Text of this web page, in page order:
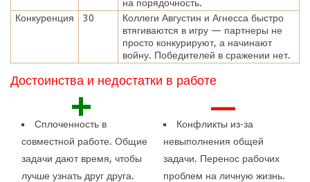
на порядочность.
Конкуренция
30
Коллеги Августин и Агнесса быстро
втягиваются в игру — партнеры не
просто конкурируют, а начинают
войну. Победителей в сражении нет.
Достоинства и недостатки в работе
+
Сплоченность в
совместной работе. Общие
задачи дают время, чтобы
лучше узнать друг друга.
—
Конфликты из-за
невыполнения общей
задачи. Перенос рабочих
проблем на личную жизнь.